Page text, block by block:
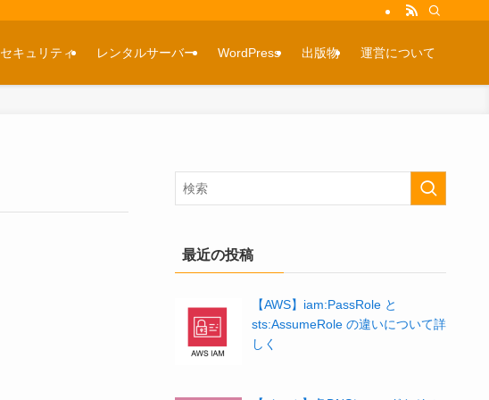
セキュリティ レンタルサーバー WordPress 出版物 運営について
最近の投稿
【AWS】iam:PassRole と
sts:AssumeRole の違いについて詳
しく